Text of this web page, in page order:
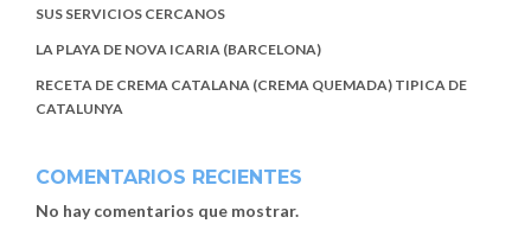
SUS SERVICIOS CERCANOS
LA PLAYA DE NOVA ICARIA (BARCELONA)
RECETA DE CREMA CATALANA (CREMA QUEMADA) TIPICA DE
CATALUNYA
COMENTARIOS RECIENTES
No hay comentarios que mostrar.